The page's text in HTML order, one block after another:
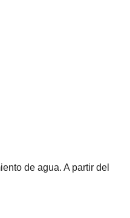
de agua. A partir del